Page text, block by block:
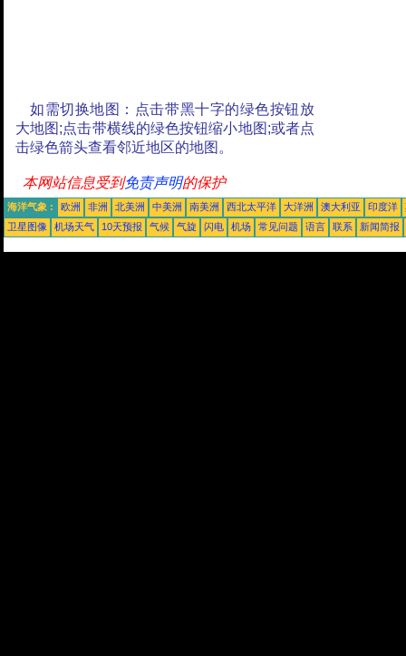
如需切换地图：点击带黑十字的绿色按钮放
大地图;点击带横线的绿色按钮缩小地图;或者点
击绿色箭头查看邻近地区的地图。
本网站信息受到免责声明的保护
海洋气象 : 欧洲 非洲 北美洲 中美洲 南美洲 西北太平洋 大洋洲 澳大利亚 印度洋
卫星图像
机场天气 10天预报 气候 气旋 闪电 机场 常见问题 语言 联系 新闻简报